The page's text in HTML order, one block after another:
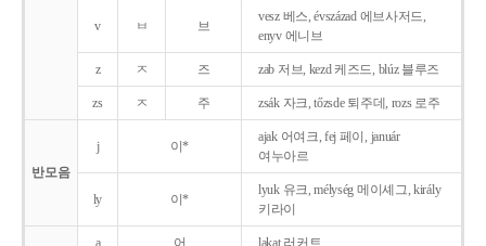
v ㅂ 브
vesz 베스, évszázad 에브사저드,
enyv 에니브
z ㅈ 즈 zab 저브, kezd 케즈드, blúz 블루즈
zs ㅈ 주 zsák 자크, tőzsde 퇴주데, rozs 로주
반모음
j 이*
ajak 어여크, fej 페이, január
여누아르
ly 이*
lyuk 유크, mélység 메이셰그, király
키라이
a 어 lakat 러커트